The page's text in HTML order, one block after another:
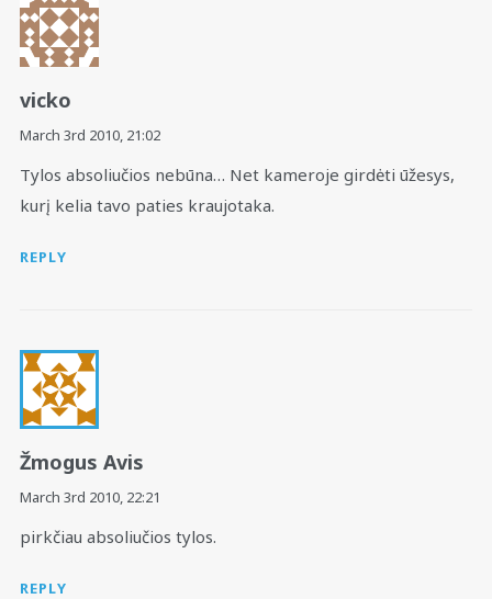
vicko
March 3rd 2010, 21:02
Tylos absoliučios nebūna… Net kameroje girdėti ūžesys,
kurį kelia tavo paties kraujotaka.
REPLY
Žmogus Avis
March 3rd 2010, 22:21
pirkčiau absoliučios tylos.
REPLY